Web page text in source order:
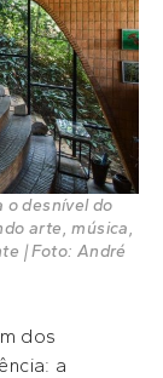
o desnível do
arte, música,
| Foto: André
dos
a